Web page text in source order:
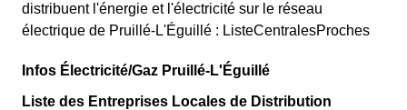
distribuent l'énergie et l'électricité sur le réseau
électrique de Pruillé-L'Éguillé : ListeCentralesProches
Infos Électricité/Gaz Pruillé-L'Éguillé
Liste des Entreprises Locales de Distribution